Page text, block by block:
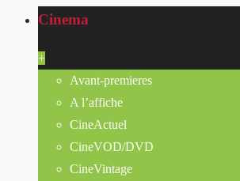
Cinema
+
Avant-premieres
A l’affiche
CineActuel
CineVOD/DVD
CineVintage